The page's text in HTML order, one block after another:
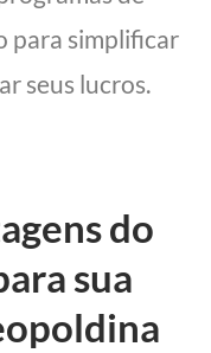
para simplificar
seus lucros.
do
sua